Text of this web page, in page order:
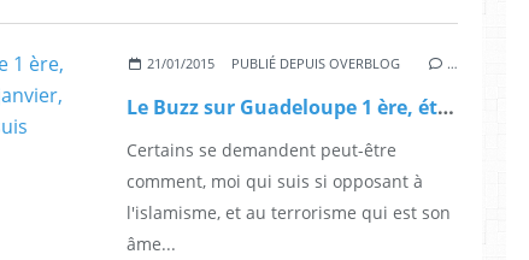
21/01/2015 PUBLIÉ DEPUIS OVERBLOG …
Le Buzz sur Guadeloupe 1 ère, était ce mercredi soir 21 janvier, consacré au slogan « Je suis Charlie » .
Certains se demandent peut-être
comment, moi qui suis si opposant à
l'islamisme, et au terrorisme qui est son
âme...